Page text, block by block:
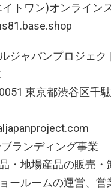
イトワン)オンライン
ジャパンプロジェク
東京都渋谷区千
ランディング事業
・地場産品の販売・
ールームの運営、営